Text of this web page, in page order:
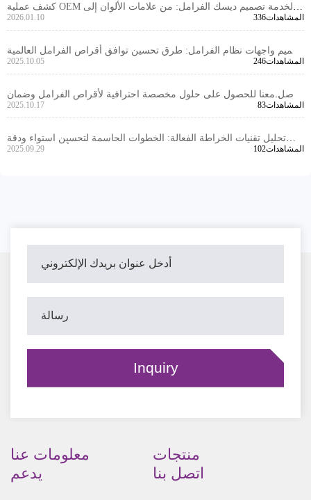
كشف عملية OEM لخدمة تصميم ديسك الفرامل: من علامات الألوان إلى
خطط التركيب، استجابة سريعة لاحتياجات العملاء الخارجيين
2026.01.10 336المشاهدات
تصميم واجهات نظام الفرامل: طرق تحسين توافق أقراص الفرامل العالمية
لجميع المركبات
2025.10.05 246المشاهدات
تواصل معنا للحصول على حلول مخصصة احترافية لأقراص الفرامل وضمان
تجربة شراء خالية من القلق
2025.10.17 83المشاهدات
تحليل تقنيات الخراطة الفعالة: الخطوات الحاسمة لتحسين استواء ودقة
سماكة أقراص الفرامل
2025.09.29 102المشاهدات
معلومات عنا
منتجات
يدعم
اتصل بنا